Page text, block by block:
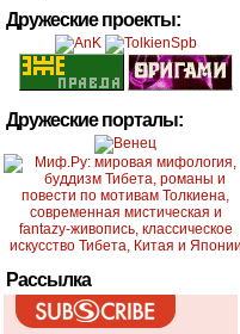
Дружеские проекты:
Дружеские порталы:
Рассылка